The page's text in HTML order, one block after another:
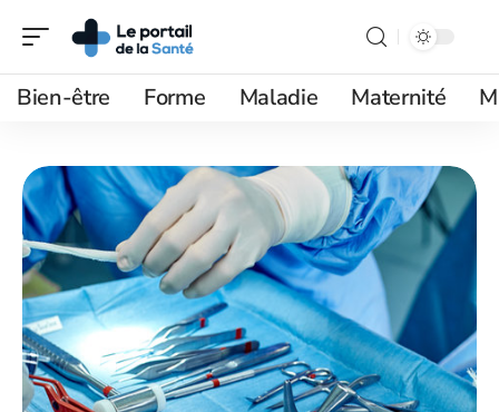
Bien-être Forme Maladie Maternité